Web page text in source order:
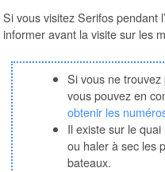
Si vous visitez Serifos pendant
informer avant la visite sur les
Si vous ne
vous pouvez en
obtenir les
Il existe sur le
ou haler à sec les
bateaux.